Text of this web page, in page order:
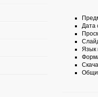
Дата
Язык